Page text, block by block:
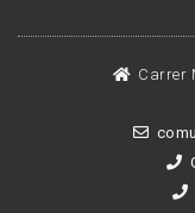
Carrer